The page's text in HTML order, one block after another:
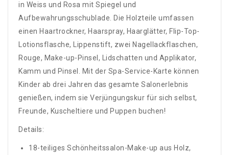
in Weiss und Rosa mit Spiegel und
Aufbewahrungsschublade. Die Holzteile umfassen
einen Haartrockner, Haarspray, Haarglätter, Flip-Top-
Lotionsflasche, Lippenstift, zwei Nagellackflaschen,
Rouge, Make-up-Pinsel, Lidschatten und Applikator,
Kamm und Pinsel. Mit der Spa-Service-Karte können
Kinder ab drei Jahren das gesamte Salonerlebnis
genießen, indem sie Verjüngungskur für sich selbst,
Freunde, Kuscheltiere und Puppen buchen!
Details:
18-teiliges Schönheitssalon-Make-up aus Holz,